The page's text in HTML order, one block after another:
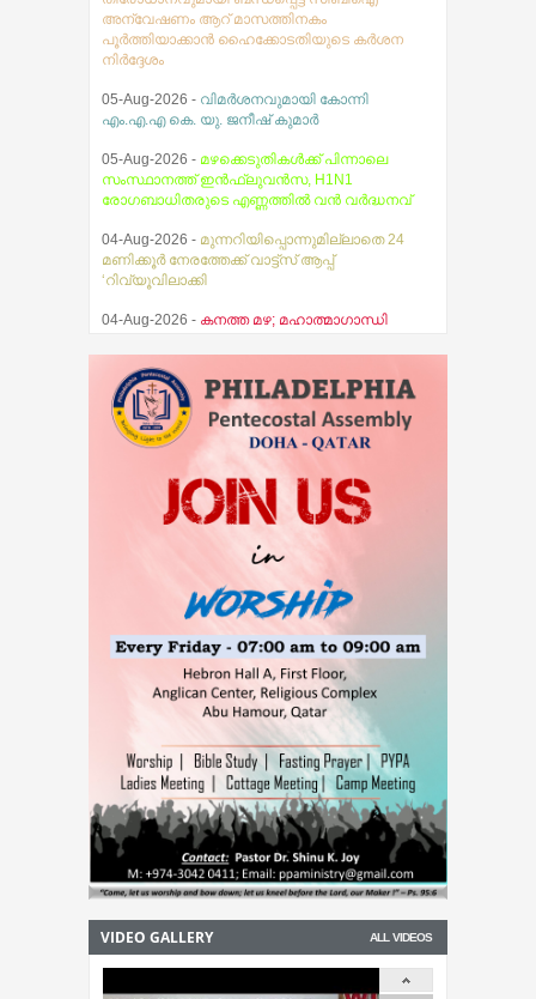
ശൃംഖലയെക്കുറിച്ച് വിശദമായ
അന്വേഷണം ആറ് മാസത്തിനകം
പൂര്‍ത്തിയാക്കാന്‍ ഹൈക്കോടതിയുടെ കര്‍ശന
നിര്‍ദ്ദേശം
05-Aug-2026 - വിമർശനവുമായി കോന്നി
എം.എ.എ കെ. യു. ജനീഷ് കുമാർ
05-Aug-2026 - മഴക്കെടുതികൾക്ക് പിന്നാലെ
സംസ്ഥാനത്ത് ഇൻഫ്ലുവൻസ, H1N1
രോഗബാധിതരുടെ എണ്ണത്തിൽ വൻ വർദ്ധനവ്
04-Aug-2026 - മുന്നറിയിപ്പൊന്നുമില്ലാതെ 24
മണിക്കൂർ നേരത്തേക്ക് വാട്ട്സ് ആപ്പ്
‘റിവ്യൂവിലാക്കി
04-Aug-2026 - കനത്ത മഴ; മഹാത്മാഗാന്ധി
03-Aug-2026 -
സ്ഥിതിഗതികൾ
നിയന്ത്രണവിധേയം എന്ന് മുഖ്യമന്ത്രി വി.ഡി.
സതീശൻ
പ്രകാശനം ചെയ്തു
07-Aug-2026 -ആകാശത്ത് വെച്ച് വിമാനത്തിന്റെ
ALL VIDEOS
VIDEO GALLERY